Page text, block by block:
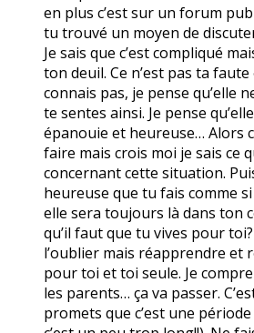
en plus c’est sur un forum
tu trouvé un moyen de
Je sais que c’est compliqué
ton deuil. Ce n’est pas ta
connais pas, je pense qu’elle
te sentes ainsi. Je pense
épanouie et heureuse… Alors
faire mais crois moi je sais ce
concernant cette situation.
heureuse que tu fais comme
elle sera toujours là dans ton
qu’il faut que tu vives pour
l’oublier mais réapprendre et
pour toi et toi seule. Je
les parents… ça va passer.
promets que c’est une